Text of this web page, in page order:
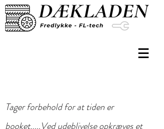
Tager forbehold for at tiden er
booket.....Ved udeblivelse opkræves et